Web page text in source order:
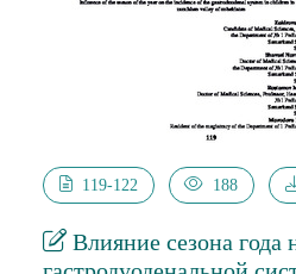
RSV и вирусом гриппа A.
119-122 188
Влияние сезона года